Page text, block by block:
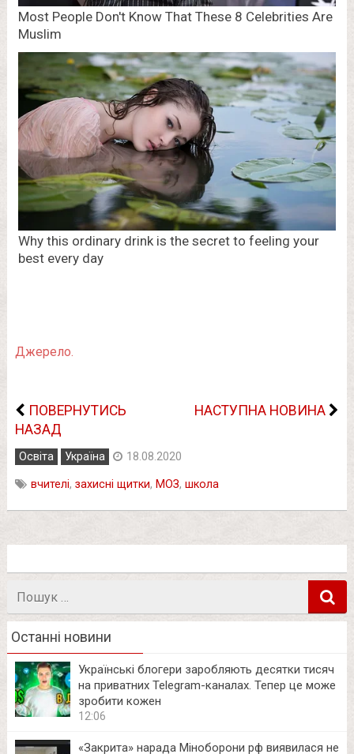
Джерело.
ПОВЕРНУТИСЬ
НАЗАД
НАСТУПНА НОВИНА
Освіта Україна 18.08.2020
вчителі, захисні щитки, МОЗ, школа
Останні новини
Українські блогери заробляють десятки тисяч
на приватних Telegram-каналах. Тепер це може
зробити кожен
12:06
«Закрита» нарада Міноборони рф виявилася не